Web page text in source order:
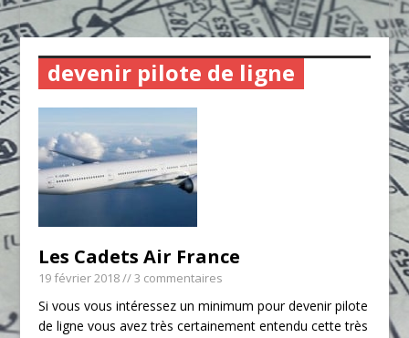
devenir pilote de ligne
Les Cadets Air France
19 février 2018// 3 commentaires
Si vous vous intéressez un minimum pour devenir pilote
de ligne vous avez très certainement entendu cette très